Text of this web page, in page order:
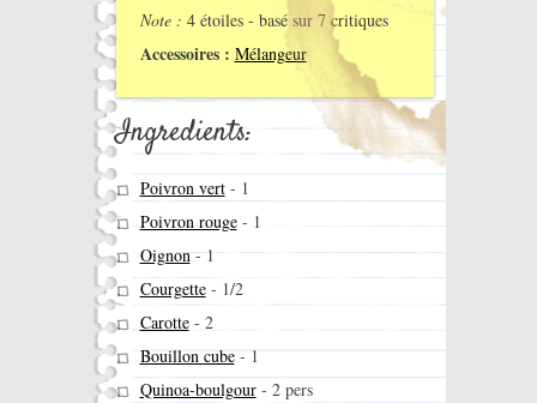
Note : 4étoiles - basé sur 7critiques
Accessoires : Mélangeur
Ingredients:
Poivron vert- 1
Poivron rouge- 1
Oignon-1
Courgette- 1/2
Carotte- 2
Bouillon cube- 1
Quinoa-boulgour- 2 pers